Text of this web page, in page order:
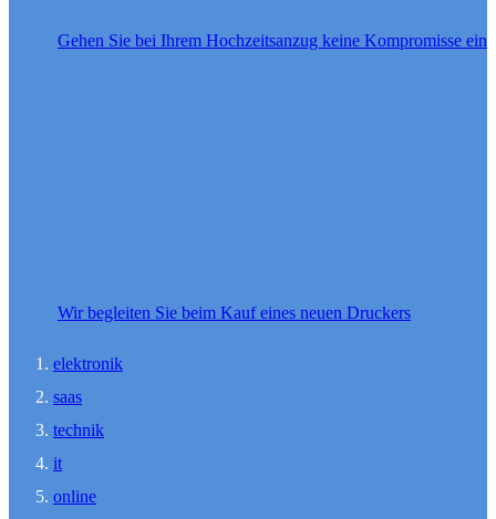
Gehen Sie bei Ihrem Hochzeitsanzug keine Kompromisse ein
Wir begleiten Sie beim Kauf eines neuen Druckers
elektronik
saas
technik
it
online